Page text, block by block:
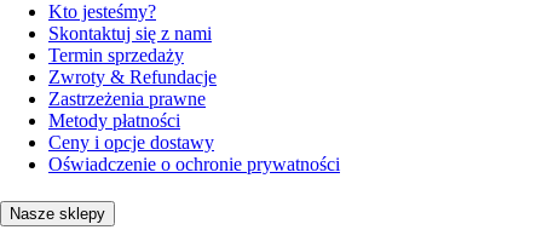
Kto jesteśmy?
Skontaktuj się z nami
Termin sprzedaży
Zwroty & Refundacje
Zastrzeżenia prawne
Metody płatności
Ceny i opcje dostawy
Oświadczenie o ochronie prywatności
Nasze sklepy